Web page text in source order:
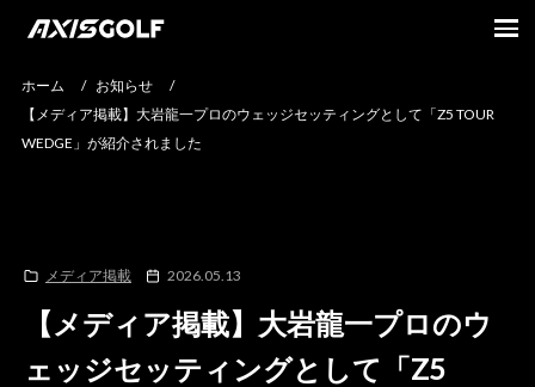
ホーム / お知らせ
/
【メディア掲載】大岩龍一プロのウェッジセッティングとして「Z5 TOUR
WEDGE」が紹介されました
メディア掲載 2026.05.13
【メディア掲載】大岩龍一プロのウ
ェッジセッティングとして「Z5